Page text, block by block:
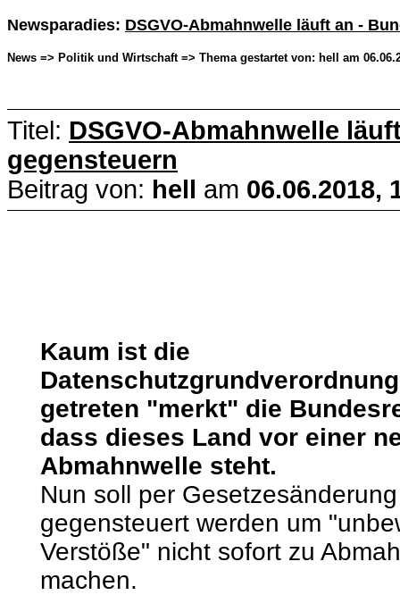
Newsparadies: DSGVO-Abmahnwelle läuft an -
News => Politik und Wirtschaft => Thema gestartet von: hell am
Titel: DSGVO-Abmahnwelle
gegensteuern
Beitrag von: hell am 06.06.2018,
Kaum ist die
getreten "merkt" die
dass dieses Land vor einer
Abmahnwelle steht.
Nun soll per Gesetzesänderung
gegensteuert werden um
Verstöße" nicht sofort zu
machen.